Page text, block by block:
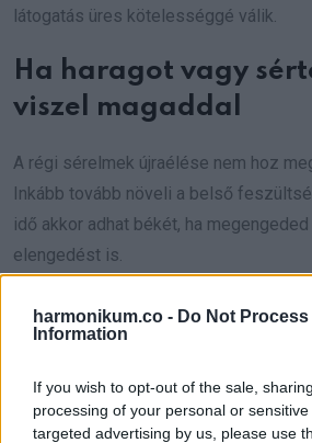
harmonikum.co - Do Not Process
Information
If you wish to opt-out of the sale,
processing of your personal or
targeted advertising by us, please use
látogatás üres kötelességgé válik.
Ha haragot vagy
viszel magaddal
A régi sérelmek újraélése nem hoz
Inkább tovább növeli a belső
idő akkor adhat békét, ha
elengedést is.
Ha teljesen rutinná
Mégis, ha minden alkalom ugyanúgy,
könnyen elveszhet a valódi jelentése.